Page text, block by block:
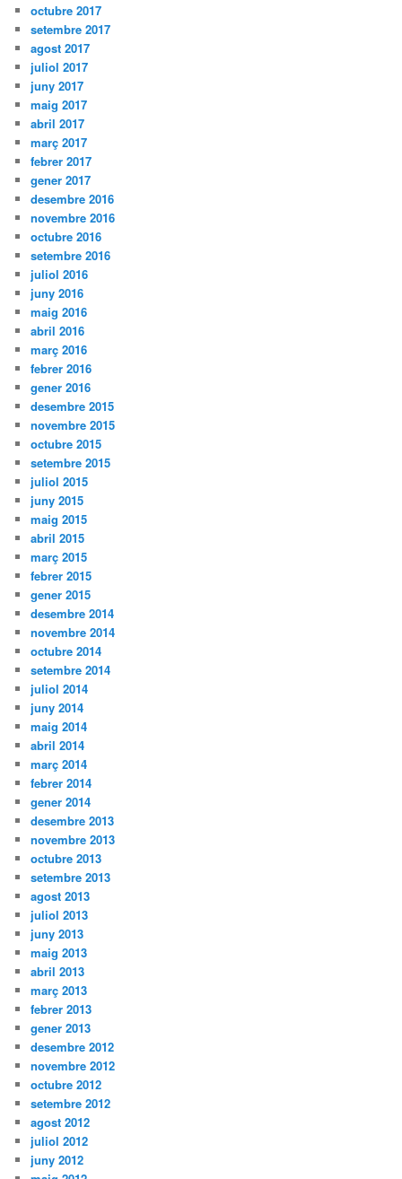
octubre 2017
setembre 2017
agost 2017
juliol 2017
juny 2017
maig 2017
abril 2017
març 2017
febrer 2017
gener 2017
desembre 2016
novembre 2016
octubre 2016
setembre 2016
juliol 2016
juny 2016
maig 2016
abril 2016
març 2016
febrer 2016
gener 2016
desembre 2015
novembre 2015
octubre 2015
setembre 2015
juliol 2015
juny 2015
maig 2015
abril 2015
març 2015
febrer 2015
gener 2015
desembre 2014
novembre 2014
octubre 2014
setembre 2014
juliol 2014
juny 2014
maig 2014
abril 2014
març 2014
febrer 2014
gener 2014
desembre 2013
novembre 2013
octubre 2013
setembre 2013
agost 2013
juliol 2013
juny 2013
maig 2013
abril 2013
març 2013
febrer 2013
gener 2013
desembre 2012
novembre 2012
octubre 2012
setembre 2012
agost 2012
juliol 2012
juny 2012